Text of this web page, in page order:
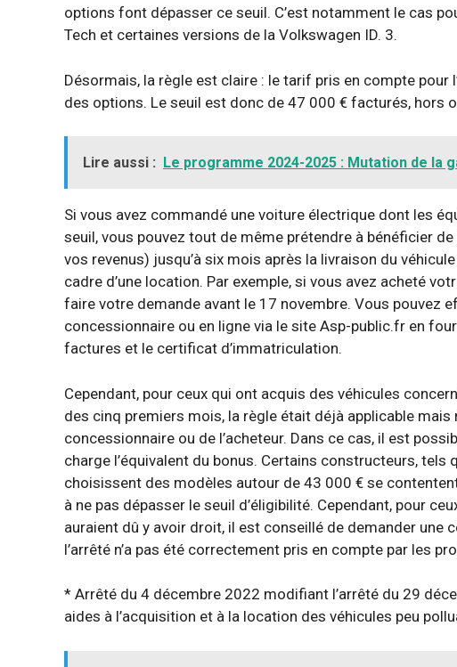
options font dépasser ce seuil. C’est notamment le cas
Tech et certaines versions de la Volkswagen ID. 3.
Désormais, la règle est claire : le tarif pris en compte pour
des options. Le seuil est donc de 47 000 € facturés, hors
Lire aussi : Le programme 2024-2025 : Mutation de la
Si vous avez commandé une voiture électrique dont les
seuil, vous pouvez tout de même prétendre à bénéficier
vos revenus) jusqu’à six mois après la livraison du
cadre d’une location. Par exemple, si vous avez acheté
faire votre demande avant le 17 novembre. Vous pouvez
concessionnaire ou en ligne via le site Asp-public.fr en
factures et le certificat d’immatriculation.
Cependant, pour ceux qui ont acquis des véhicules
des cinq premiers mois, la règle était déjà applicable mais
concessionnaire ou de l’acheteur. Dans ce cas, il est
charge l’équivalent du bonus. Certains constructeurs, tels
choisissent des modèles autour de 43 000 € se
à ne pas dépasser le seuil d’éligibilité. Cependant, pour
auraient dû y avoir droit, il est conseillé de demander une
l’arrêté n’a pas été correctement pris en compte par les
* Arrêté du 4 décembre 2022 modifiant l’arrêté du 29
aides à l’acquisition et à la location des véhicules peu